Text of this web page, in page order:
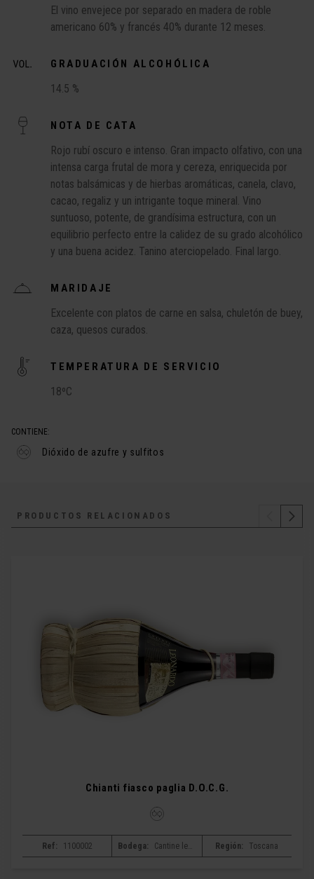
El vino envejece por separado en madera de roble
americano 60% y francés 40% durante 12 meses.
GRADUACIÓN ALCOHÓLICA
14.5 %
NOTA DE CATA
Rojo rubí oscuro e intenso. Gran impacto olfativo, con una
intensa carga frutal de mora y cereza, enriquecida por
notas balsámicas y de hierbas aromáticas, canela, clavo,
cacao, regaliz y un intrigante toque mineral. Vino
suntuoso, potente, de grandísima estructura, con un
equilibrio perfecto entre la calidez de su grado alcohólico
y una buena acidez. Tanino aterciopelado. Final largo.
MARIDAJE
Excelente con platos de carne en salsa, chuletón de buey,
caza, quesos curados.
TEMPERATURA DE SERVICIO
18ºC
CONTIENE:
Dióxido de azufre y sulfitos
PRODUCTOS RELACIONADOS
Chianti fiasco paglia D.O.C.G.
Ref: 1100002 Bodega: Región: Toscana